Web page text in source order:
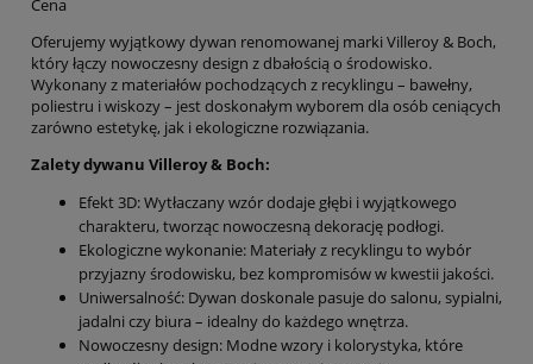
Cena
Oferujemy wyjątkowy dywan renomowanej marki Villeroy & Boch,
który łączy nowoczesny design z dbałością o środowisko.
Wykonany z materiałów pochodzących z recyklingu – bawełny,
poliestru i wiskozy – jest doskonałym wyborem dla osób ceniących
zarówno estetykę, jak i ekologiczne rozwiązania.
Zalety dywanu Villeroy & Boch:
Efekt 3D: Wytłaczany wzór dodaje głębi i wyjątkowego
charakteru, tworząc nowoczesną dekorację podłogi.
Ekologiczne wykonanie: Materiały z recyklingu to wybór
przyjazny środowisku, bez kompromisów w kwestii jakości.
Uniwersalność: Dywan doskonale pasuje do salonu, sypialni,
jadalni czy biura – idealny do każdego wnętrza.
Nowoczesny design: Modne wzory i kolorystyka, które